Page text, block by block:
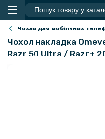
Чохли для мобільних
Чохол накладка
Razr 50 Ultra / Razr+